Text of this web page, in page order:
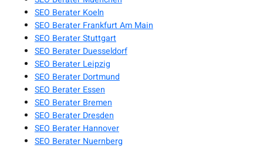
SEO Berater Koeln
SEO Berater Frankfurt Am Main
SEO Berater Stuttgart
SEO Berater Duesseldorf
SEO Berater Leipzig
SEO Berater Dortmund
SEO Berater Essen
SEO Berater Bremen
SEO Berater Dresden
SEO Berater Hannover
SEO Berater Nuernberg